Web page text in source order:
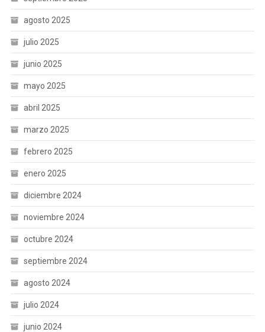
agosto 2025
julio 2025
junio 2025
mayo 2025
abril 2025
marzo 2025
febrero 2025
enero 2025
diciembre 2024
noviembre 2024
octubre 2024
septiembre 2024
agosto 2024
julio 2024
junio 2024